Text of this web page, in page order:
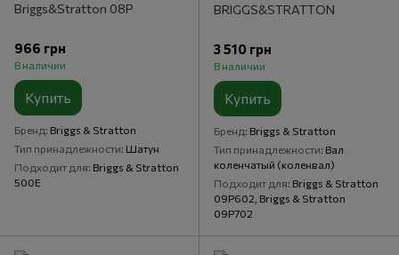
Briggs&Stratton 08P
966 грн
В наличии
Купить
Бренд Briggs & Stratton
Тип принадлежности Шатун
Подходит для Briggs & Stratton
500E
BRIGGS&STRATTON
3 510 грн
В наличии
Купить
Бренд Briggs & Stratton
Тип принадлежности Вал
коленчатый (коленвал)
Подходит для Briggs & Stratton
09P602, Briggs & Stratton
09P702